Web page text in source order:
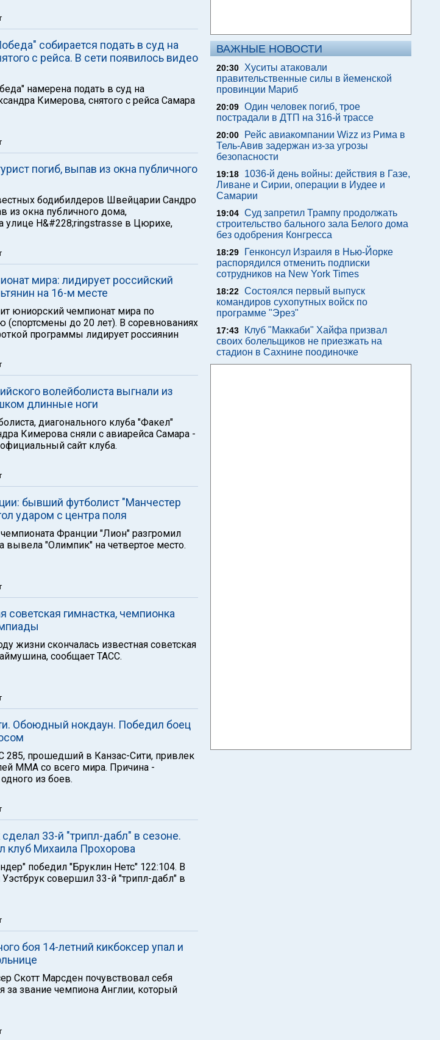
собирается подать в суд на
с рейса. В сети появилось видео
намерена подать в суд на
Кимерова, снятого с рейса Самара
погиб, выпав из окна публичного
бодибилдеров Швейцарии Сандро
из окна публичного дома,
улице H&#228;ringstrasse в Цюрихе,
мира: лидирует российский
на 16-м месте
юниорский чемпионат мира по
(спортсмены до 20 лет). В соревнованиях
программы лидирует россиянин
волейболиста выгнали из
длинные ноги
диагонального клуба "Факел"
Кимерова сняли с авиарейса Самара -
сайт клуба.
бывший футболист "Манчестер
ударом с центра поля
чемпионата Франции "Лион" разгромил
вывела "Олимпик" на четвертое место.
советская гимнастка, чемпионка
жизни скончалась известная советская
сообщает ТАСС.
Обоюдный нокдаун. Победил боец
285, прошедший в Канзас-Сити, привлек
ММА со всего мира. Причина -
из боев.
33-й "трипл-дабл" в сезоне.
клуб Михаила Прохорова
победил "Бруклин Нетс" 122:104. В
совершил 33-й "трипл-дабл" в
боя 14-летний кикбоксер упал и
Скотт Марсден почувствовал себя
за звание чемпиона Англии, который
ВАЖНЫЕ НОВОСТИ
20:30
Хуситы атаковали
правительственные силы в йеменской
провинции Мариб
20:09 Один человек погиб, трое
пострадали в ДТП на 316-й трассе
20:00
Рейс авиакомпании Wizz из Рима в
Тель-Авив задержан из-за угрозы
безопасности
19:18
1036-й день войны: действия в Газе,
Ливане и Сирии, операции в Иудее и
Самарии
19:04 Суд запретил Трампу продолжать
строительство бального зала Белого дома
без одобрения Конгресса
18:29
Генконсул Израиля в Нью-Йорке
распорядился отменить подписки
сотрудников на New York Times
18:22 Состоялся первый выпуск
командиров сухопутных войск по
программе "Эрез"
17:43
Клуб "Маккаби" Хайфа призвал
своих болельщиков не приезжать на
стадион в Сахнине поодиночке